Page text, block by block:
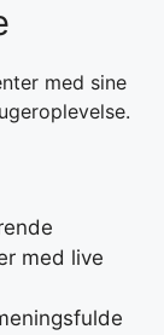
med sine
med live